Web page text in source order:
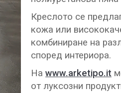
Креслото се
кожа или
комбиниране на
според интериора.
На www.arketipo.it
от луксозни